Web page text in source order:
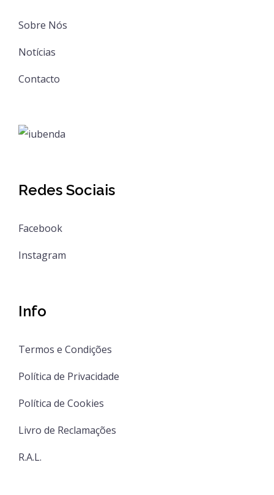
Sobre Nós
Notícias
Contacto
Redes Sociais
Facebook
Instagram
Info
Termos e Condições
Política de Privacidade
Política de Cookies
Livro de Reclamações
R.A.L.